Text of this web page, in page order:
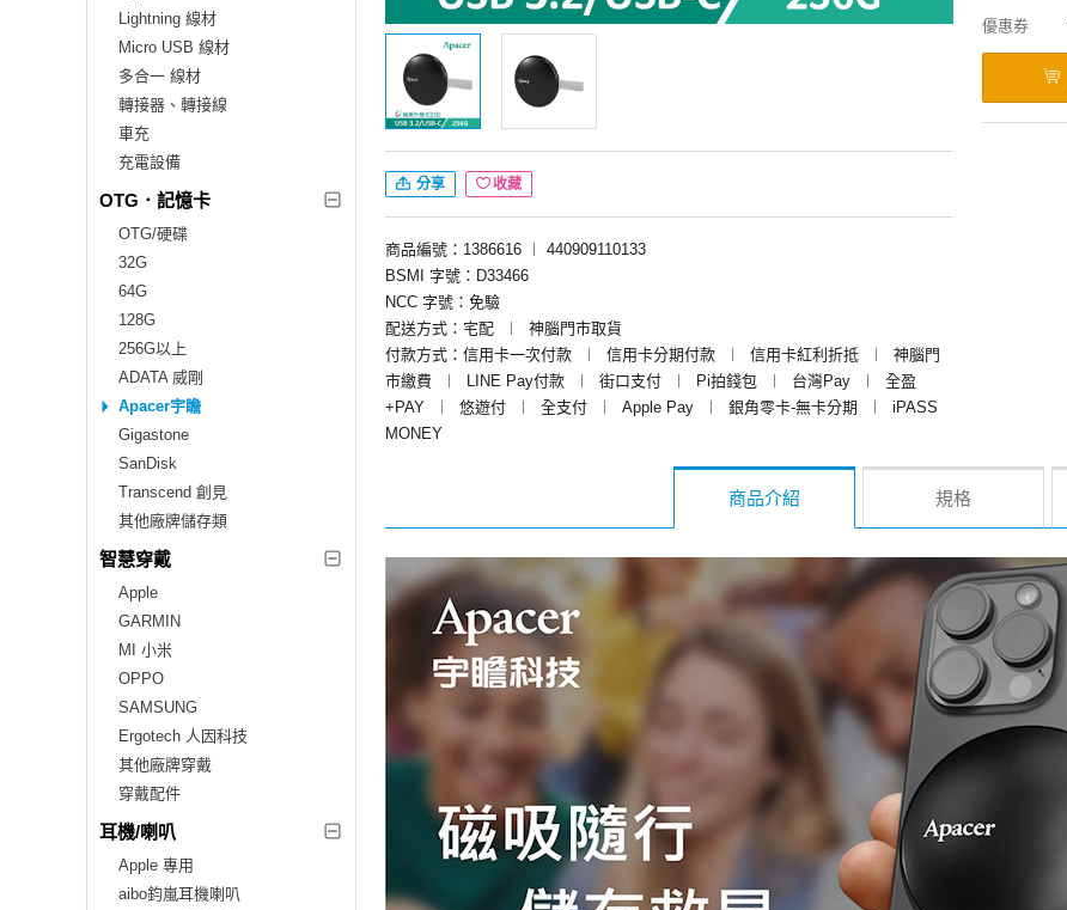
Lightning 線材
Micro USB 線材
多合一 線材
轉接器、轉接線
車充
充電設備
OTG．記憶卡
OTG/硬碟
32G
64G
128G
256G以上
ADATA 威剛
Apacer宇瞻
Gigastone
SanDisk
Transcend 創見
其他廠牌儲存類
智慧穿戴
Apple
GARMIN
MI 小米
OPPO
SAMSUNG
Ergotech 人因科技
其他廠牌穿戴
穿戴配件
耳機/喇叭
Apple 專用
aibo鈞嵐耳機喇叭
分享 收藏
商品編號：1386616 ︱
440909110133
BSMI 字號：D33466
NCC 字號：免驗
配送方式：宅配
︱
神腦門市取貨
付款方式：信用卡一次付款
︱ 信用卡分期付款 ︱ 信用卡紅利折抵 ︱
神腦門
市繳費
︱ LINE Pay付款 ︱ 街口支付 ︱ Pi拍錢包 ︱ 台灣Pay ︱
全盈
+PAY
︱ 悠遊付 ︱ 全支付 ︱ Apple Pay ︱ 銀角零卡-無卡分期 ︱
iPASS
MONEY
優惠券
商品介紹 規格